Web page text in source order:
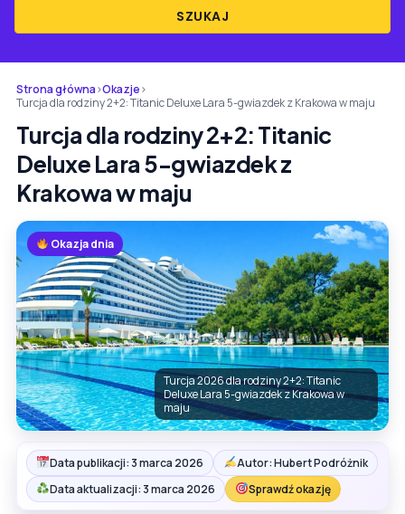
SZUKAJ
Strona główna›Okazje›
Turcja dla rodziny 2+2: Titanic Deluxe Lara 5-gwiazdek z Krakowa w maju
Turcja dla rodziny 2+2: Titanic
Deluxe Lara 5-gwiazdek z
Krakowa w maju
Okazja dnia
Turcja 2026 dla rodziny 2+2: Titanic
Deluxe Lara 5-gwiazdek z Krakowa w
maju
Data publikacji: 3 marca 2026
Autor: Hubert Podróżnik
Data aktualizacji: 3 marca 2026
Sprawdź okazję